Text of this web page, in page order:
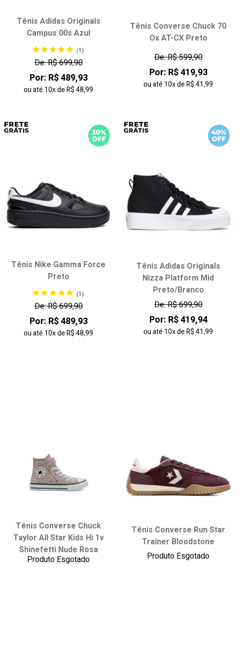
Escolha seu tamanho:
34 35
38
Escolha seu tamanho:
34 35
37
38
Tênis Adidas Originals
Campus 00s Azul
(1)
De: R$ 699,90
Por: R$ 489,93
ou até 10xdeR$ 48,99
Escolha seu tamanho:
35 36
40
42
43
Tênis Converse Chuck 70
Ox AT-CX Preto
De: R$ 599,90
Por: R$ 419,93
ou até 10xdeR$ 41,99
Escolha seu tamanho:
42
43
Tênis Nike Gamma Force
Preto
(1)
De: R$ 699,90
Por: R$ 489,93
ou até 10xdeR$ 48,99
Escolha seu tamanho:
34
35 36
37
38
39
Tênis Adidas Originals
Nizza Platform Mid
Preto/Branco
De: R$ 699,90
Por: R$ 419,94
ou até 10xdeR$ 41,99
Escolha seu tamanho:
33
34 35
36
37
38 39
Tênis Converse Chuck
Taylor All Star Kids Hi 1v
Shinefetti Nude Rosa
Produto Esgotado
Tênis Converse Run Star
Trainer Bloodstone
Produto Esgotado